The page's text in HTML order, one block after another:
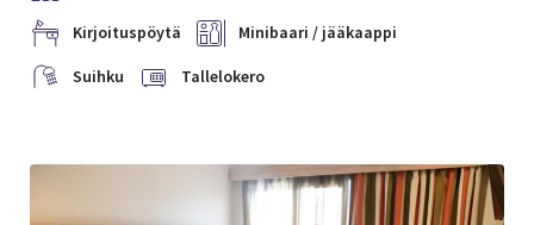
Kirjoituspöytä Minibaari / jääkaappi
Suihku Tallelokero